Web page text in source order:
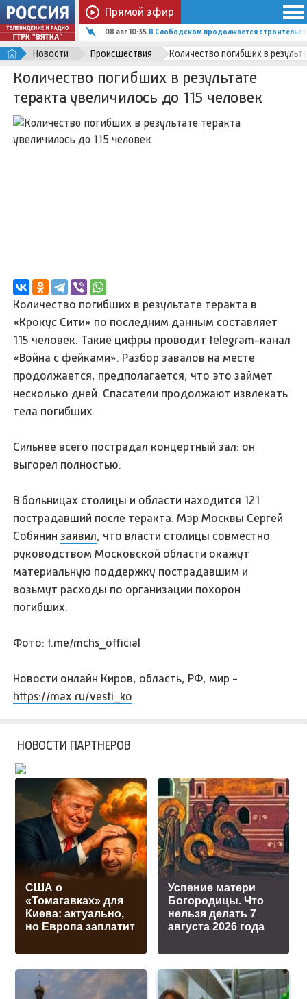
Прямой эфир
08 авг 10:35 В Слободском продолжается
Новости Происшествия Количество погибших в
Количество погибших в результате
теракта увеличилось до 115 человек
Количество погибших в результате теракта в
«Крокус Сити» по последним данным составляет
115 человек. Такие цифры проводит telegram-канал
«Война с фейками». Разбор завалов на месте
продолжается, предполагается, что это займет
несколько дней. Спасатели продолжают извлекать
тела погибших.
Сильнее всего пострадал концертный зал: он
выгорел полностью.
В больницах столицы и области находится 121
пострадавший после теракта. Мэр Москвы Сергей
Собянинзаявил, что власти столицы совместно
руководством Московской области окажут
материальную поддержку пострадавшим и
возьмут расходы по организации похорон
погибших.
Фото: t.me/mchs_official
Новости онлайн Киров, область, РФ, мир -
https://max.ru/vesti_ko
НОВОСТИ ПАРТНЕРОВ
США о
«Томагавках» для
Киева: актуально,
но Европа заплатит
Успение матери
Богородицы. Что
нельзя делать 7
августа 2026 года